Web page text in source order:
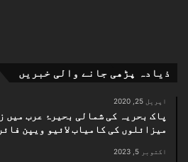
ذیادہ پڑھی جانے والی خبریں
اپریل 25, 2020
پاک بحریہ کی شمالی بحیرۂ عرب میں
میزائلوں کی کامیاب لائیو ویپن
اکتوبر 5, 2023